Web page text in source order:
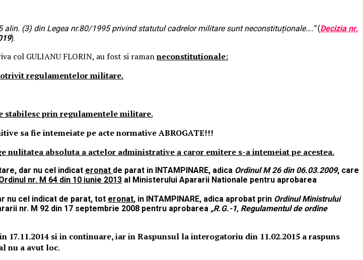
(3) din Legea nr.80/1995 privind statutul cadrelor militare sunt neconstituționale….”(Decizia nr.
).
col GULIANU FLORIN, au fost si ramanneconstitutionale:
regulamentelor militare.
stabilesc prin regulamentele militare.
sa fie intemeiate pe acte normative ABROGATE!!!
nulitatea absoluta a actelor administrative a caror emitere s-a intemeiat pe acestea.
dar nu cel indicat eronat de parat in INTAMPINARE, adica Ordinul M 26 din 06.03.2009, care
nr. M 64 din 10 iunie 2013 al Ministerului Apararii Nationale pentru aprobarea
nu cel indicat de parat, tot eronat, in INTAMPINARE, adica aprobat prin Ordinul Ministrului
nr. M 92 din 17 septembrie 2008 pentru aprobarea „R.G.-1, Regulamentul de ordine
si in continuare, iar in Raspunsul la interogatoriu din 11.02.2015 a raspuns
nu a avut loc.